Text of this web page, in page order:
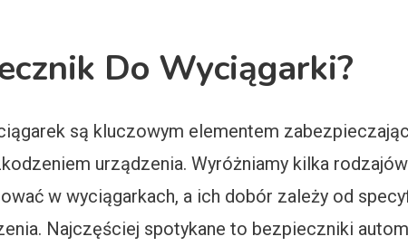
Do Wyciągarki?
są kluczowym elementem
urządzenia. Wyróżniamy kilka
w wyciągarkach, a ich dobór zależy od
Najczęściej spotykane to bezpieczniki